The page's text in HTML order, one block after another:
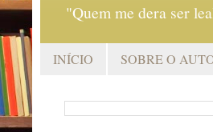
"Quem me dera ser
INÍCIO SOBRE O